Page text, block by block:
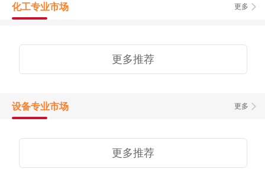
更多
化工专业市场
更多推荐
更多
设备专业市场
更多推荐